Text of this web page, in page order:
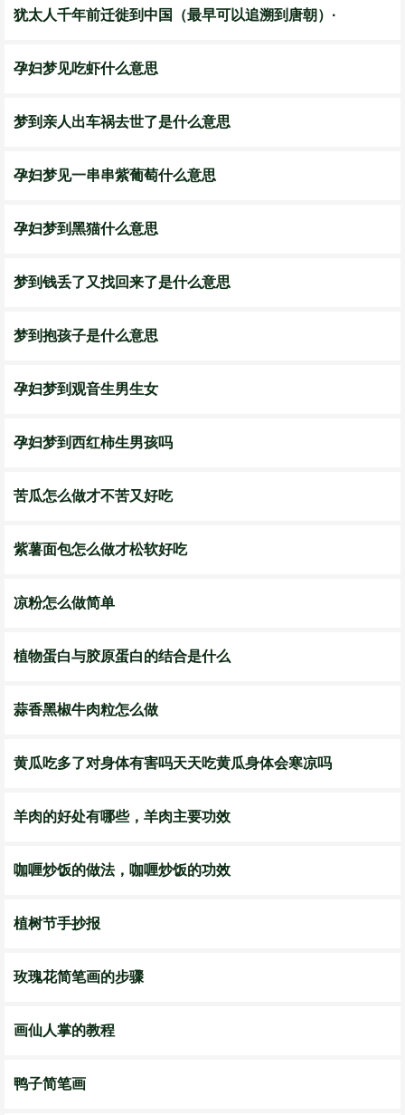
犹太人千年前迁徙到中国（最早可以追溯到唐朝）·
孕妇梦见吃虾什么意思
梦到亲人出车祸去世了是什么意思
孕妇梦见一串串紫葡萄什么意思
孕妇梦到黑猫什么意思
梦到钱丢了又找回来了是什么意思
梦到抱孩子是什么意思
孕妇梦到观音生男生女
孕妇梦到西红柿生男孩吗
苦瓜怎么做才不苦又好吃
紫薯面包怎么做才松软好吃
凉粉怎么做简单
植物蛋白与胶原蛋白的结合是什么
蒜香黑椒牛肉粒怎么做
​黄瓜吃多了对身体有害吗天天吃黄瓜身体会寒凉吗
​羊肉的好处有哪些，羊肉主要功效
​咖喱炒饭的做法，咖喱炒饭的功效
植树节手抄报
玫瑰花简笔画的步骤
画仙人掌的教程
鸭子简笔画